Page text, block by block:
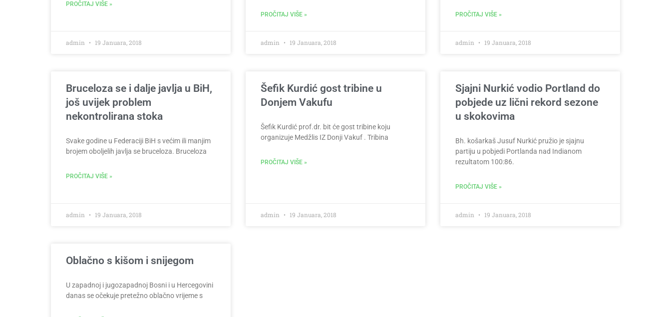
PROČITAJ VIŠE »
admin 19 Januara, 2018
PROČITAJ VIŠE »
admin 19 Januara, 2018
PROČITAJ VIŠE »
admin 19 Januara, 2018
Bruceloza se i dalje javlja u BiH,
još uvijek problem
nekontrolirana stoka
Svake godine u Federaciji BiH s većim ili manjim
brojem oboljelih javlja se bruceloza. Bruceloza
PROČITAJ VIŠE »
admin 19 Januara, 2018
Šefik Kurdić gost tribine u
Donjem Vakufu
Šefik Kurdić prof.dr. bit će gost tribine koju
organizuje Medžlis IZ Donji Vakuf . Tribina
PROČITAJ VIŠE »
admin 19 Januara, 2018
Sjajni Nurkić vodio Portland do
pobjede uz lični rekord sezone
u skokovima
Bh. košarkaš Jusuf Nurkić pružio je sjajnu
partiju u pobjedi Portlanda nad Indianom
rezultatom 100:86.
PROČITAJ VIŠE »
admin 19 Januara, 2018
Oblačno s kišom i snijegom
U zapadnoj i jugozapadnoj Bosni i u Hercegovini
danas se očekuje pretežno oblačno vrijeme s